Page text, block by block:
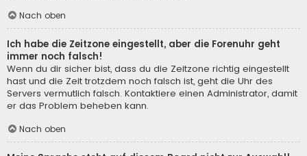
Nach oben
Ich habe die Zeitzone eingestellt, aber die Forenuhr geht
immer noch falsch!
Wenn du dir sicher bist, dass du die Zeitzone richtig eingestellt
hast und die Zeit trotzdem noch falsch ist, geht die Uhr des
Servers vermutlich falsch. Kontaktiere einen Administrator, damit
er das Problem beheben kann.
Nach oben